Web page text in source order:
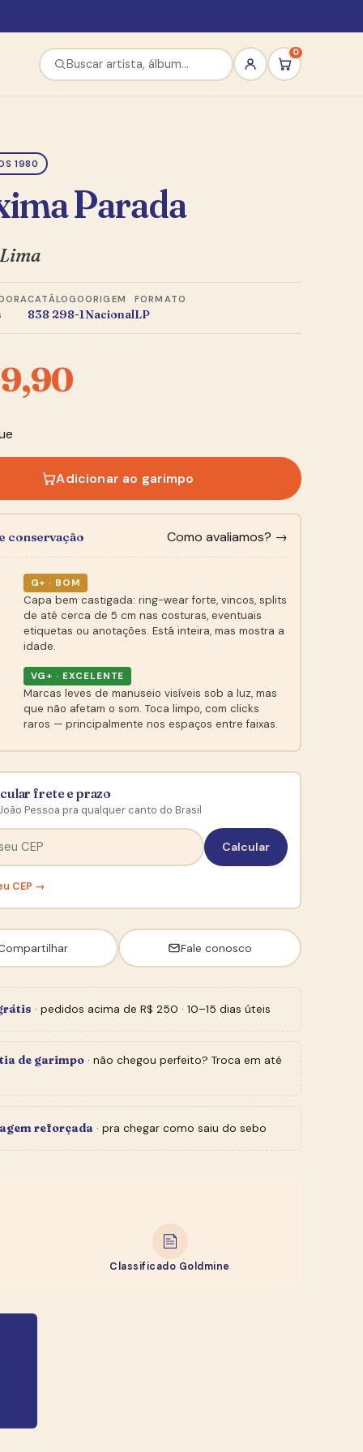
0
1980
Parada
CATÁLOGO
838 298-1
ORIGEM
Nacional
FORMATO
LP
Adicionar ao garimpo
conservação Como avaliamos? →
G+ · BOM
Capa bem castigada: ring-wear forte, vincos, splits
de até cerca de 5 cm nas costuras, eventuais
etiquetas ou anotações. Está inteira, mas mostra a
idade.
VG+ · EXCELENTE
Marcas leves de manuseio visíveis sob a luz, mas
que não afetam o som. Toca limpo, com clicks
raros — principalmente nos espaços entre faixas.
frete e prazo
Pessoa pra qualquer canto do Brasil
Calcular
CEP →
Fale conosco
· pedidos acima de R$ 250 · 10–15 dias úteis
de garimpo · não chegou perfeito? Troca em até
reforçada · pra chegar como saiu do sebo
Classificado Goldmine